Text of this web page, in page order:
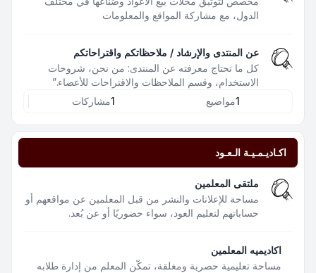
الدول، مع مشاركة المواقع والمعلومات
عن المنتدى والإرشاد / ملاحظاتكم واقتراحاتكم
كل ما تحتاج معرفته عن المنتدى: من نحن، شروحات
الاستخدام، وقسم الملاحظات والاقتراحات للأعضاء.”
1مواضيع 1مشاركات
اكـاديـمـيـة الـعـود
ملتقى المعلمين
مساحة للإعلانات والنشر من قبل المعلمين عن مواقعهم أو
حساباتهم لتعليم العود، سواء حضوريًا أو عن بُعد.
اكاديميه المعلمين
مساحة تعليمية حصرية ومغلقة، تمكّن المعلم من إدارة طلابه